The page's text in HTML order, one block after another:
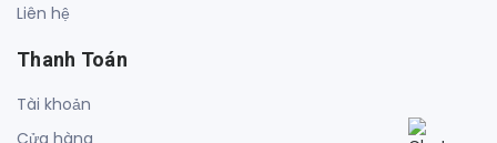
Liên hệ
Thanh Toán
Tài khoản
Cửa hàng